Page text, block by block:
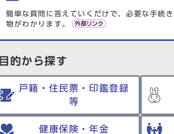
簡単な質問に答えていくだけで、必要な手続
物がわかります。
目的から探す
戸籍・住民票・印鑑登録
等
健康保険・年金